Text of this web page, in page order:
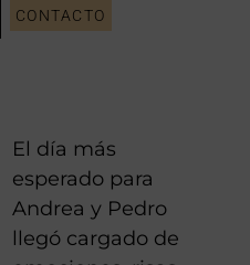
CONTACTO
El día más
esperado para
Andrea y Pedro
llegó cargado de